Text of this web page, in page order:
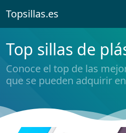
Topsillas.es
Top sillas de
Conoce el top de las
que se pueden adquirir